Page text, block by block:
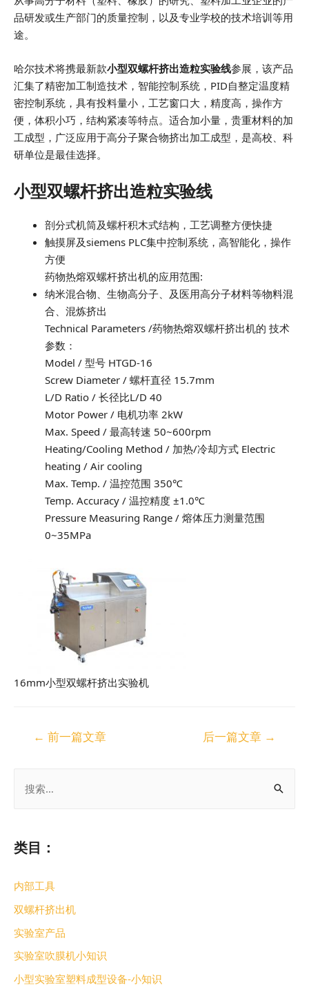
类目：
内部工具
双螺杆挤出机
实验室产品
实验室吹膜机小知识
小型实验室塑料成型设备-小知识
品研发或生产部门的质量控制，以及专业学校的技术培训等用
途。
哈尔技术将携最新款小型双螺杆挤出造粒实验线参展，该产品
汇集了精密加工制造技术，智能控制系统，PID自整定温度精
密控制系统，具有投料量小，工艺窗口大，精度高，操作方
便，体积小巧，结构紧凑等特点。适合加小量，贵重材料的加
工成型，广泛应用于高分子聚合物挤出加工成型，是高校、科
研单位是最佳选择。
小型双螺杆挤出造粒实验线
剖分式机筒及螺杆积木式结构，工艺调整方便快捷
触摸屏及siemens PLC集中控制系统，高智能化，操作
方便
药物热熔双螺杆挤出机的应用范围:
纳米混合物、生物高分子、及医用高分子材料等物料混
合、混炼挤出
Technical Parameters /药物热熔双螺杆挤出机的 技术
参数：
Model / 型号 HTGD-16
Screw Diameter / 螺杆直径 15.7mm
L/D Ratio / 长径比L/D 40
Motor Power / 电机功率 2kW
Max. Speed / 最高转速 50~600rpm
Heating/Cooling Method / 加热/冷却方式 Electric
heating / Air cooling
Max. Temp. / 温控范围 350℃
Temp. Accuracy / 温控精度 ±1.0℃
Pressure Measuring Range / 熔体压力测量范围
0~35MPa
16mm小型双螺杆挤出实验机
← 前一篇文章 后一篇文章 →